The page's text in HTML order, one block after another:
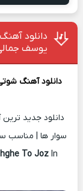
دانلود
یوسف
دانلود آهنگ
دانلود جدید
سوار ها | مناسب
To Joz In